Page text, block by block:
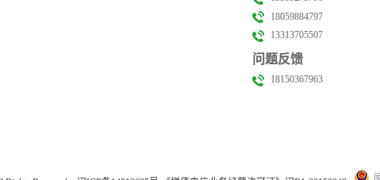
18059884797
13313705507
问题反馈
18150367963